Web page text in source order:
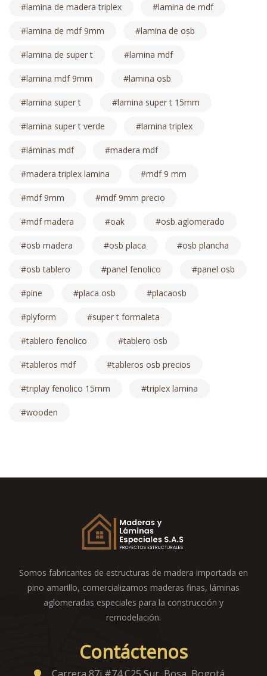
lamina de madera triplex lamina de mdf
lamina de mdf 9mm lamina de osb
lamina de super t lamina mdf
lamina mdf 9mm lamina osb
lamina super t lamina super t 15mm
lamina super t verde lamina triplex
láminas mdf madera mdf
madera triplex lamina mdf 9 mm
mdf 9mm mdf 9mm precio
mdf madera oak osb aglomerado
osb madera osb placa osb plancha
osb tablero panel fenolico panel osb
pine placa osb placaosb
plyform super t formaleta
tablero fenolico tablero osb
tableros mdf tableros osb precios
triplay fenolico 15mm triplex lamina
wooden
Somos fabricantes de estructuras de madera importada en
pino amarillo, comercializamos maderas finas, láminas
aglomeradas especiales para la construcción y
remodelación.
Contáctenos